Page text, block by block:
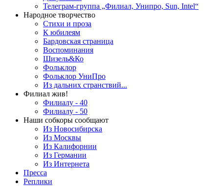
Телеграм-группа „Филиал, Унипро, Sun, Intel“
Народное творчество
Стихи и проза
К юбилеям
Бардовская страница
Воспоминания
Шизель&Ко
Фольклор
Фольклор УниПро
Из дальних странствий...
Филиал жив!
Филиалу - 40
Филиалу - 50
Наши собкоры сообщают
Из Новосибирска
Из Москвы
Из Калифорнии
Из Германии
Из Интернета
Пресса
Реплики